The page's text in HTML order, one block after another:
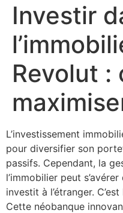
Investir
Revolut :
L’investissement
pour diversifier son
passifs. Cependant, la
l’immobilier peut
investit à l’étranger.
Cette néobanque